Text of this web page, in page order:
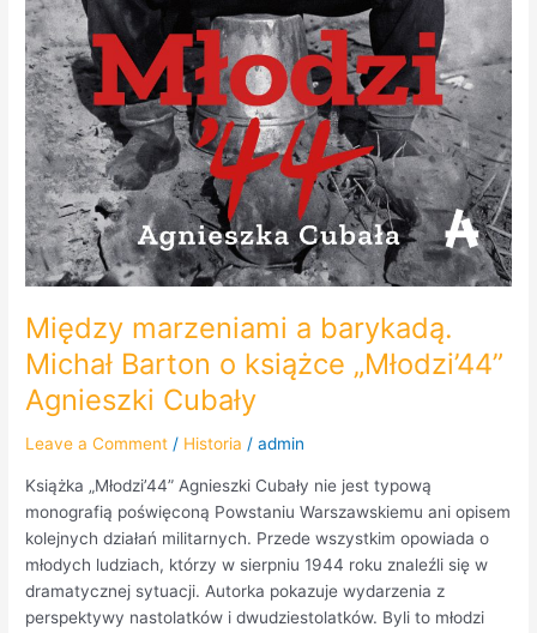
Między marzeniami a barykadą.
Michał Barton o książce „Młodzi’44”
Agnieszki Cubały
Leave a Comment / Historia /admin
Książka „Młodzi’44” Agnieszki Cubały nie jest typową
monografią poświęconą Powstaniu Warszawskiemu ani opisem
kolejnych działań militarnych. Przede wszystkim opowiada o
młodych ludziach, którzy w sierpniu 1944 roku znaleźli się w
dramatycznej sytuacji. Autorka pokazuje wydarzenia z
perspektywy nastolatków i dwudziestolatków. Byli to młodzi